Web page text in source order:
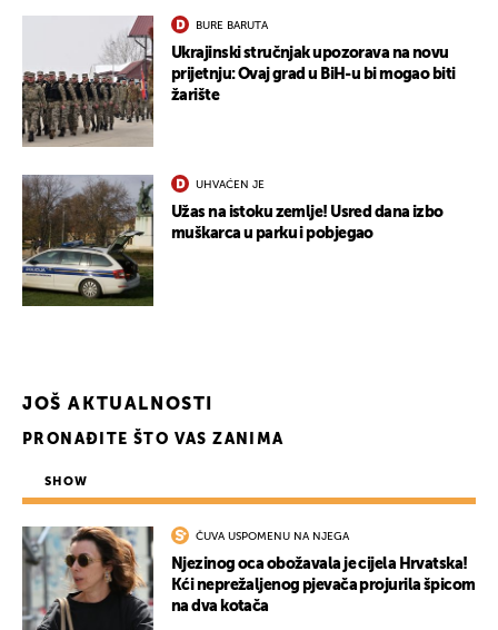
BURE BARUTA
Ukrajinski stručnjak upozorava na novu
prijetnju: Ovaj grad u BiH-u bi mogao biti
žarište
UHVAĆEN JE
Užas na istoku zemlje! Usred dana izbo
muškarca u parku i pobjegao
JOŠ AKTUALNOSTI
PRONAĐITE ŠTO VAS ZANIMA
SHOW
ČUVA USPOMENU NA NJEGA
Njezinog oca obožavala je cijela Hrvatska!
Kći neprežaljenog pjevača projurila špicom
na dva kotača